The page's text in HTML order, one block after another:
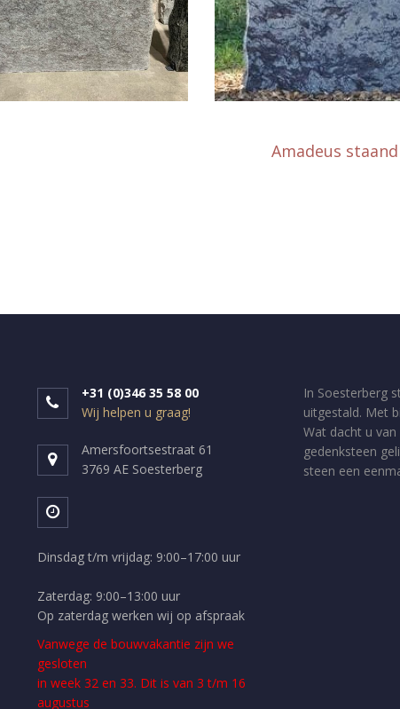
Amadeus staand
+31 (0)346 35 58 00
Wij helpen u graag!
Amersfoortsestraat 61
3769 AE Soesterberg
Dinsdag t/m vrijdag: 9:00–17:00 uur
Zaterdag: 9:00–13:00 uur
Op zaterdag werken wij op afspraak
Vanwege de bouwvakantie zijn we
gesloten
in week 32 en 33. Dit is van 3 t/m 16
augustus
In Soesterberg
uitgestald. Met
Wat dacht u
gedenksteen
steen een